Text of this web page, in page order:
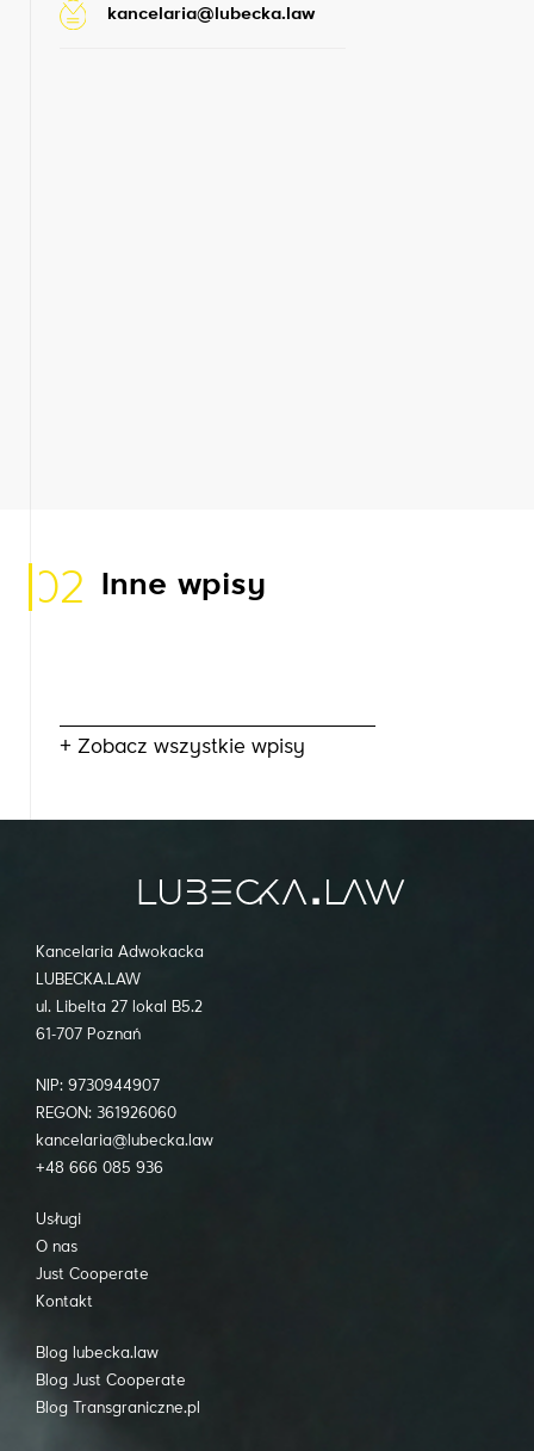
kancelaria@lubecka.law
02 Inne wpisy
+ Zobacz wszystkie wpisy
Kancelaria Adwokacka
LUBECKA.LAW
ul. Libelta 27 lokal B5.2
61-707 Poznań
NIP: 9730944907
REGON: 361926060
kancelaria@lubecka.law
+48 666 085 936
Usługi
O nas
Just Cooperate
Kontakt
Blog lubecka.law
Blog Just Cooperate
Blog Transgraniczne.pl